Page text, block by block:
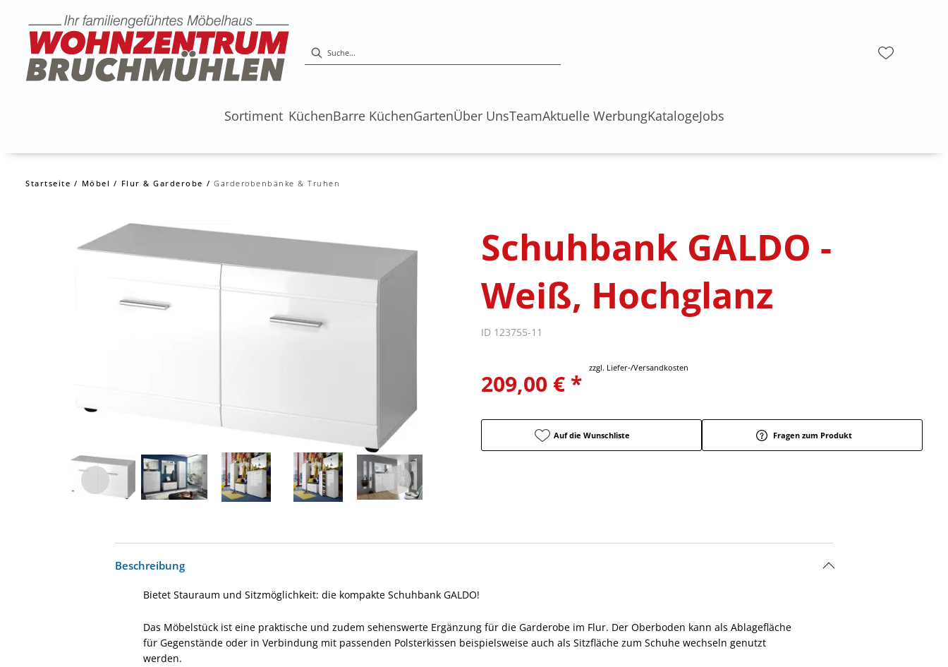
Sortiment KüchenBarre KüchenGartenÜber UnsTeamAktuelle WerbungKatalogeJobs
Startseite Möbel Flur & Garderobe Garderobenbänke & Truhen
Schuhbank GALDO -
Weiß, Hochglanz
ID 123755-11
209,00 € *
zzgl. Liefer-/Versandkosten
Auf die Wunschliste Fragen zum Produkt
Beschreibung
Bietet Stauraum und Sitzmöglichkeit: die kompakte Schuhbank GALDO!
Das Möbelstück ist eine praktische und zudem sehenswerte Ergänzung für die Garderobe im Flur. Der Oberboden kann als Ablagefläche
für Gegenstände oder in Verbindung mit passenden Polsterkissen beispielsweise auch als Sitzfläche zum Schuhe wechseln genutzt
werden.